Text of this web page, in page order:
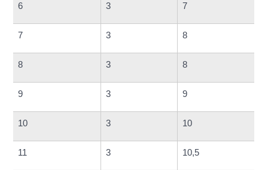
6 3 7
7 3 8
8 3 8
9 3 9
10 3 10
11 3 10,5